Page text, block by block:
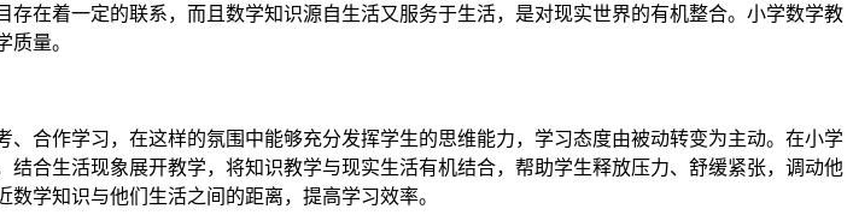
在着一定的联系，而且数学知识源自生活又服务于生活，是对现实世界的有机整合。小学数学教
量。
合作学习，在这样的氛围中能够充分发挥学生的思维能力，学习态度由被动转变为主动。在小学
合生活现象展开教学，将知识教学与现实生活有机结合，帮助学生释放压力、舒缓紧张，调动他
学知识与他们生活之间的距离，提高学习效率。